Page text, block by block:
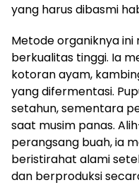
yang harus dibasmi
Metode organiknya
berkualitas tinggi. Ia
kotoran ayam,
yang difermentasi.
setahun, sementara
saat musim panas.
perangsang buah, ia
beristirahat alami
dan berproduksi